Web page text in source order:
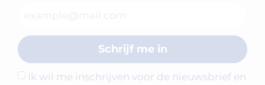
Ik wil me inschrijven voor de nieuwsbrief en
Schrijf me in